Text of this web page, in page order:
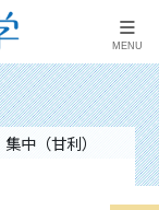
≡
MENU
中（甘利）